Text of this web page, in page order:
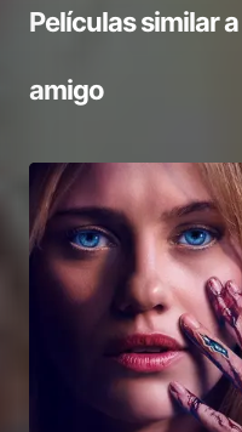
Películas similar a
amigo